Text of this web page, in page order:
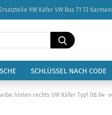
Ersatzteile VW Käfer VW Bus T1 T2
Sprache auswählen
Lieferland
Passwort
Suche...
SCHLÜSSEL NACH CODE
hinten rechts VW Käfer Typ1 08.64-